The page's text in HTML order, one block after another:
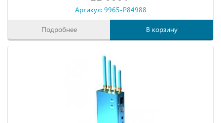
Артикул: 9965-P84988
Подробнее В корзину